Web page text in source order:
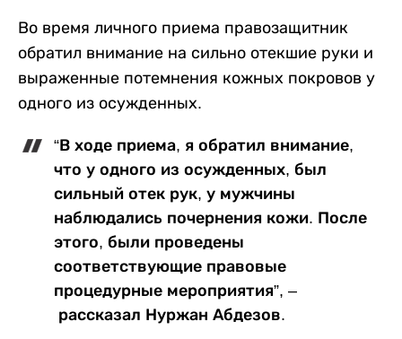
Во время личного приема правозащитник
обратил внимание на сильно отекшие руки и
выраженные потемнения кожных покровов у
одного из осужденных.
“В ходе приема, я обратил внимание,
что у одного из осужденных, был
сильный отек рук, у мужчины
наблюдались почернения кожи. После
этого, были проведены
соответствующие правовые
процедурные мероприятия”, –
рассказал Нуржан Абдезов.